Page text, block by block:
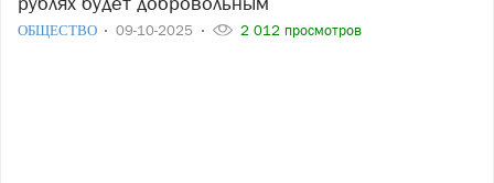
ОБЩЕСТВО 09-10-2025 2 012 просмотров